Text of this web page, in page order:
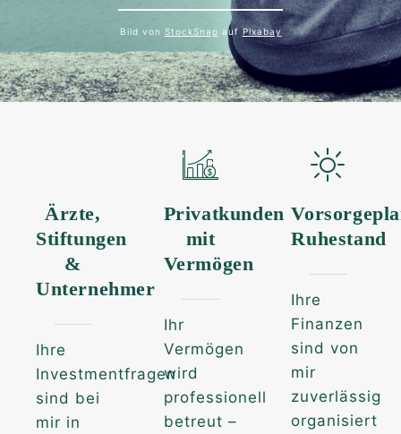
Bild von StockSnap aufPixabay
Ärzte,
Stiftungen
&
Unternehmer
Ihre
Investmentfragen
sind bei
mir in
Privatkunden
mit
Vermögen
Ihr
Vermögen
wird
professionell
betreut –
Ruhestand
Ihre
Finanzen
sind von
mir
zuverlässig
organisiert